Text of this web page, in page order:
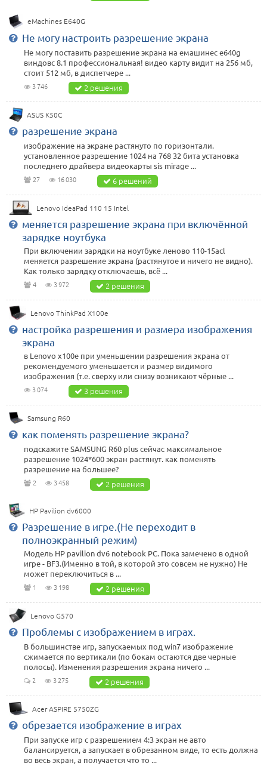
eMachines E640G
Не могу настроить разрешение экрана
Не могу поставить разрешение экрана на емашинес е640g
виндовс 8.1 профессиональная! видео карту видит на 256 мб,
стоит 512 мб, в диспетчере ...
3 746 2 решения
ASUS K50C
разрешение экрана
изображение на экране растянуто по горизонтали.
установленное разрешение 1024 на 768 32 бита установка
последнего драйвера видеокарты sis mirage ...
27 16 030 6 решений
Lenovo IdeaPad 110 15 Intel
меняется разрешение экрана при включённой
зарядке ноутбука
При включении зарядки на ноутбуке леново 110-15acl
меняется разрешение экрана (растянутое и ничего не видно).
Как только зарядку отключаешь, всё ...
4 3 972 2 решения
Lenovo ThinkPad X100e
настройка разрешения и размера изображения
экрана
в Lenovo x100e при уменьшении разрешения экрана от
рекомендуемого уменьшается и размер видимого
изображения (т.е. сверху или снизу возникают чёрные ...
3 074 3 решения
Samsung R60
как поменять разрешение экрана?
подскажите SAMSUNG R60 plus сейчас максимальное
разрешение 1024*600 экран растянут. как поменять
разрешение на большее?
2 3 458 2 решения
HP Pavilion dv6000
Разрешение в игре.(Не переходит в
полноэкранный режим)
Модель HP pavilion dv6 notebook PC. Пока замечено в одной
игре - BF3.(Именно в той, в которой это совсем не нужно) Не
может переключиться в ...
1 3 198 2 решения
Lenovo G570
Проблемы с изображением в играх.
В большинстве игр, запускаемых под win7 изображение
сжимается по вертикали (по бокам остаются две черные
полосы). Изменения разрешения экрана ничего ...
2 3 275 2 решения
Acer ASPIRE 5750ZG
обрезается изображение в играх
При запуске игр с разрешением 4:3 экран не авто
балансируется, а запускает в обрезанном виде, то есть должна
во весь экран, а получается что то ...